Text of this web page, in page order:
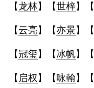
【龙林】【世梓】【
【云亮】【亦景】【
【冠玺】【冰帆】【
【 启权 】【 咏翰】【